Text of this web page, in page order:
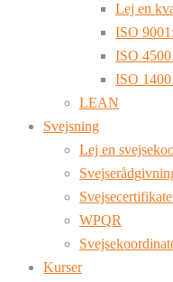
Lej en
ISO
ISO
ISO
LEAN
Svejsning
Lej en
WPQR
Kurser